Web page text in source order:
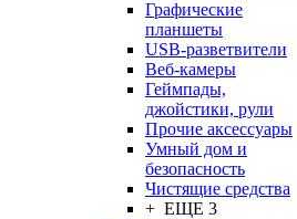
Графические
планшеты
USB-разветвители
Веб-камеры
Геймпады,
джойстики, рули
Прочие аксессуары
Умный дом и
безопасность
Чистящие средства
+ ЕЩЕ 3